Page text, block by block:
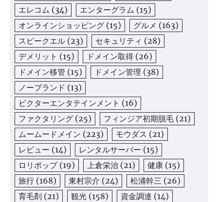
エレコム (34) エンターグラム (15)
オンラインショッピング (15) グルメ (163)
スピークエル (23) セキュリティ (28)
デメリット (15) ドメイン取得 (26)
ドメイン移管 (15) ドメイン管理 (38)
ノーブランド (13)
ビクターエンタテインメント (16)
ファクタリング (25) フィンジア初期脱毛 (21)
ムームードメイン (223) モウダス (21)
レビュー (14) レンタルサーバー (15)
ロリポップ(19) 上倉栄治 (21) 健康 (15)
旅行 (168) 東村宗介 (24) 松浦幹三 (26)
育毛剤 (21) 観光 (158) 資金調達 (14)